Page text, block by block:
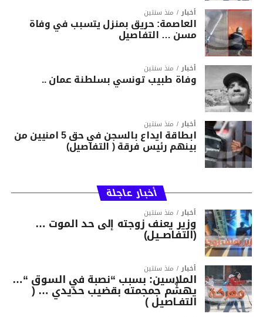
أخبار منذ سنتين
العاصمة: حريق بمنزل يتسبب في وفاة
مسن … التفاصيل
أخبار منذ سنتين
وفاة طبيب تونسي بسلطنة عمان ..
أخبار منذ سنتين
ابطاقة ايداع بالسجن في حق 5 امنيين من
بينهم رئيس فرقة ( التفاصيل)
أخبار عاجلة
أخبار منذ سنتين
وزير يعنف زوجته إلى حد الموت …
(التفاصــيل)
أخبار منذ سنتين
الملاسين: بسبب “نصبة في السوق “…
يهشّم جمجمته بقضيب حديدي … (
التفـاصيل )